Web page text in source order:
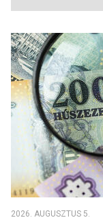
2026. AUGUSZTUS 5.